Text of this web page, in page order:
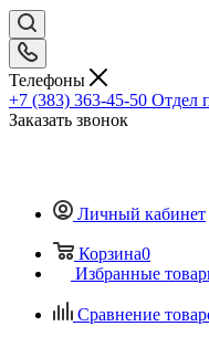
Телефоны
+7 (383) 363-45-50 Отдел
Заказать звонок
Личный кабинет
Корзина0
Избранные
Сравнение